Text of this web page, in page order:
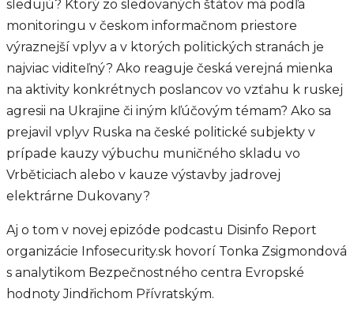
sledujú? Ktorý zo sledovaných štátov má podľa
monitoringu v českom informačnom priestore
výraznejší vplyv a v ktorých politických stranách je
najviac viditeľný? Ako reaguje česká verejná mienka
na aktivity konkrétnych poslancov vo vzťahu k ruskej
agresii na Ukrajine či iným kľúčovým témam? Ako sa
prejavil vplyv Ruska na české politické subjekty v
prípade kauzy výbuchu muničného skladu vo
Vrběticiach alebo v kauze výstavby jadrovej
elektrárne Dukovany?
Aj o tom v novej epizóde podcastu Disinfo Report
organizácie Infosecurity.sk hovorí Tonka Zsigmondová
s analytikom Bezpečnostného centra Evropské
hodnoty Jindřichom Přívratským.